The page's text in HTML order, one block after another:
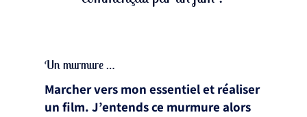
Un murmure …
Marcher vers mon essentiel et réaliser
un film. J’entends ce murmure alors